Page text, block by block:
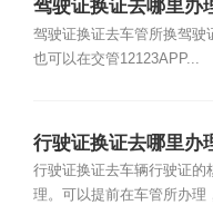
驾驶证换证去哪里办
驾驶证换证去车管所换驾驶
也可以在交管12123APP...
行驶证换证去哪里办
行驶证换证去车辆行驶证的
理。可以提前在车管所办理